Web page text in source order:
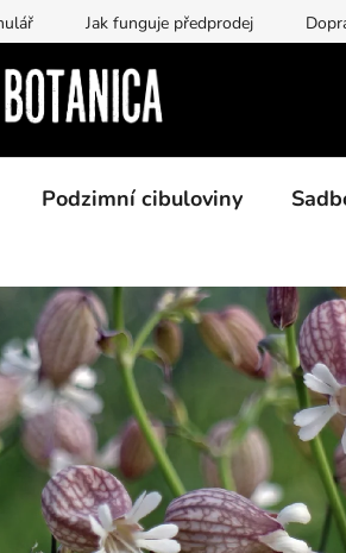
Jak funguje předprodej
Podzimní cibuloviny